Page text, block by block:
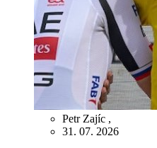
Petr Zajíc ,
31. 07. 2026